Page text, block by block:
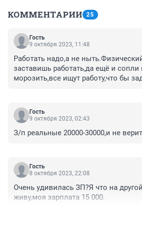
КОММЕНТАРИИ 25
Гость
9 октября 2023, 11:48
Работать надо,а не
заставишь работать,да ещё и сопли
морозить,все ищут работу,что бы
Гость
9 октября 2023, 02:43
З/п реальные 20000-30000,и не
Гость
8 октября 2023, 22:08
Очень удивилась ЗП?Я что на
живу,моя зарплата 15 000.